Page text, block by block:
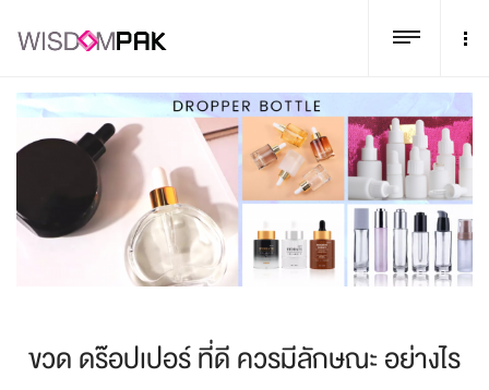
ขวด ดร๊อปเปอร์ ที่ดี ควรมีลักษณะ อย่างไร